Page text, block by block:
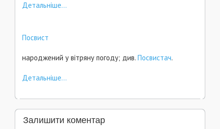
Детальніше...
Посвист
народжений у вітряну погоду; див. Посвистач.
Детальніше...
Залишити коментар